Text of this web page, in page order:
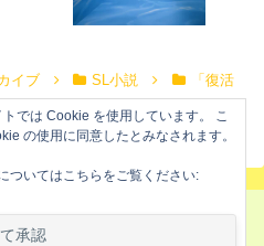
イブ SL小説
「復活
たw」
では Cookie を使用しています。 こ
の使用に同意したとみなされます。
ついてはこちらをご覧ください: